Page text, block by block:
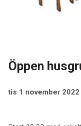
Öppen
tis 1 november 2022